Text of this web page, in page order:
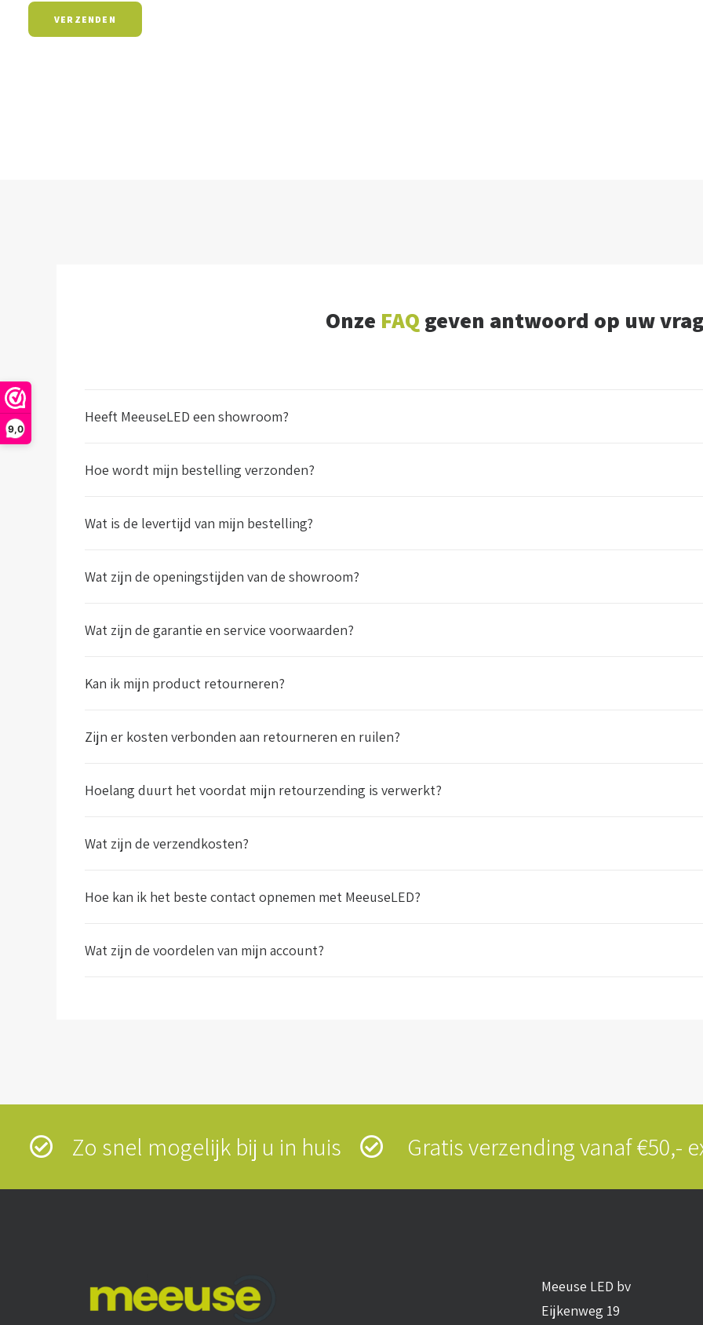
9,0
Onze FAQ geven antwoord op uw
Heeft MeeuseLED een showroom?
Hoe wordt mijn bestelling verzonden?
Wat is de levertijd van mijn bestelling?
Wat zijn de openingstijden van de showroom?
Wat zijn de garantie en service voorwaarden?
Kan ik mijn product retourneren?
Zijn er kosten verbonden aan retourneren en ruilen?
Hoelang duurt het voordat mijn retourzending is verwerkt?
Wat zijn de verzendkosten?
Hoe kan ik het beste contact opnemen met MeeuseLED?
Wat zijn de voordelen van mijn account?
Zo snel mogelijk bij u in huis Gratis verzending vanaf €50,-
Meeuse LED bv
Eijkenweg 19